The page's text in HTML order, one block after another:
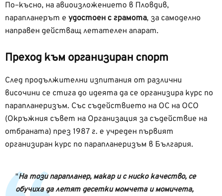
По–късно, на авиоизложението в Пловдив,
парапланерът е удостоен с грамота, за самоделно
направен действащ летателен апарат.
Преход към организиран спорт
След продължителни изпитания от различни
височини се стига до идеята да се организира курс по
парапланеризъм. Със съдействието на ОС на ОСО
(Окръжния съвет на Организация за съдействие на
отбраната) през 1987 г. е учреден първият
организиран курс по парапланеризъм в България.
На този парапланер, макар и с ниско качество, се
обучиха да летят десетки момчета и момичета,